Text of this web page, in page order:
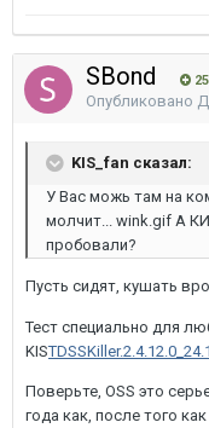
SBond
Опубликовано
KIS_fan сказал:
У Вас можь там на
молчит... wink.gif А
пробовали?
Пусть сидят, кушать
Тест специально для
KIS
Поверьте, OSS это
года как, после того